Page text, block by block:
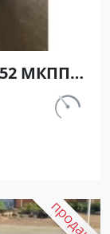
МКПП
Хетчбэк
км.